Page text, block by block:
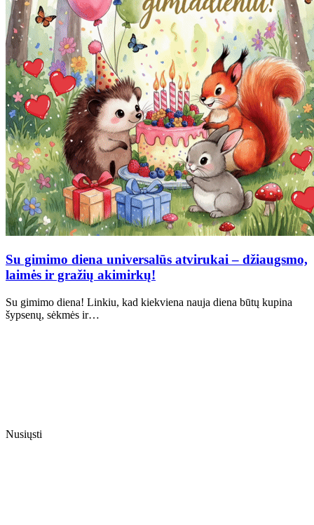
Su gimimo diena universalūs atvirukai – džiaugsmo,
laimės ir gražių akimirkų!
Su gimimo diena! Linkiu, kad kiekviena nauja diena būtų kupina
šypsenų, sėkmės ir…
Nusiųsti